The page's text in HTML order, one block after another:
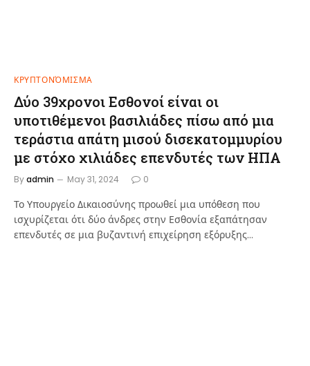
ΚΡΥΠΤΟΝΌΜΙΣΜΑ
Δύο 39χρονοι Εσθονοί είναι οι
υποτιθέμενοι βασιλιάδες πίσω από μια
τεράστια απάτη μισού δισεκατομμυρίου
με στόχο χιλιάδες επενδυτές των ΗΠΑ
Byadmin May 31, 2024 0
Το Υπουργείο Δικαιοσύνης προωθεί μια υπόθεση που
ισχυρίζεται ότι δύο άνδρες στην Εσθονία εξαπάτησαν
επενδυτές σε μια βυζαντινή επιχείρηση εξόρυξης…